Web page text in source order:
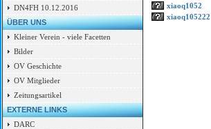
DN4FH 10.12.2016
ÜBER UNS
Kleiner Verein - viele Facetten
Bilder
OV Geschichte
OV Mitglieder
Zeitungsartikel
EXTERNE LINKS
DARC
xiaoq1052
xiaoq105222